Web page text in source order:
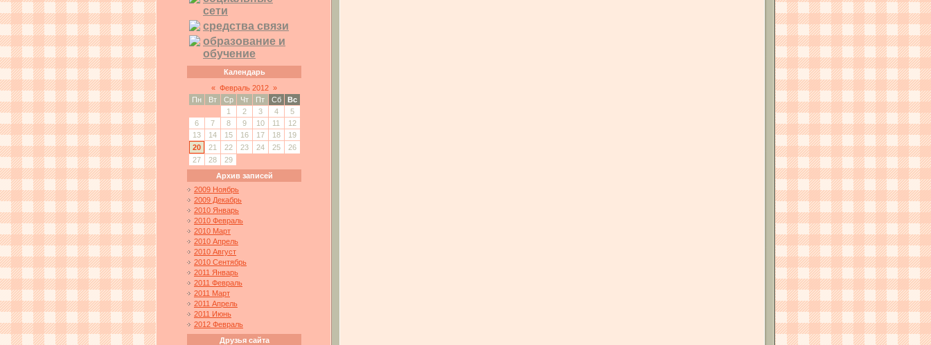
сети
средства связи
образование и
обучение
Календарь
« Февраль 2012 »
Пн
Вт Ср Чт Пт Сб
Вс
1
2 3 4
5
6
7 8 9 10 11
12
13
14 15 16 17 18
19
20
21 22 23 24 25
26
27
28
29
Архив записей
2009 Ноябрь
2009 Декабрь
2010 Январь
2010 Февраль
2010 Март
2010 Апрель
2010 Август
2010 Сентябрь
2011 Январь
2011 Февраль
2011 Март
2011 Апрель
2011 Июнь
2012 Февраль
Друзья сайта